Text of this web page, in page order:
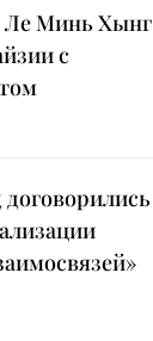
Минь Хынг
с